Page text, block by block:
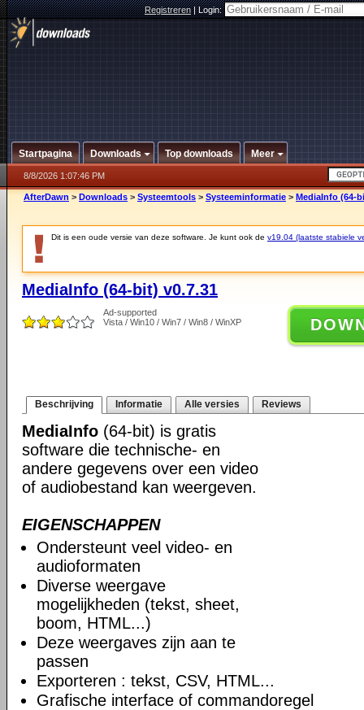
Registreren|Login:
Startpagina Downloads Top downloads Meer
8/8/2026 1:07:46 PM
AfterDawn > Downloads > Systeemtools > Systeeminformatie > MediaInfo (64-
Dit is een oude versie van deze software. Je kunt ook de v19.04 (laatste stabiele
MediaInfo (64-bit) v0.7.31
Ad-supported
Vista / Win10 / Win7 / Win8 / WinXP
Beschrijving Informatie Alle versies Reviews
MediaInfo (64-bit) is gratis
software die technische- en
andere gegevens over een video
of audiobestand kan weergeven.
EIGENSCHAPPEN
Ondersteunt veel video- en
audioformaten
Diverse weergave
mogelijkheden (tekst, sheet,
boom, HTML...)
Deze weergaves zijn aan te
passen
Exporteren : tekst, CSV, HTML...
Grafische interface of commandoregel